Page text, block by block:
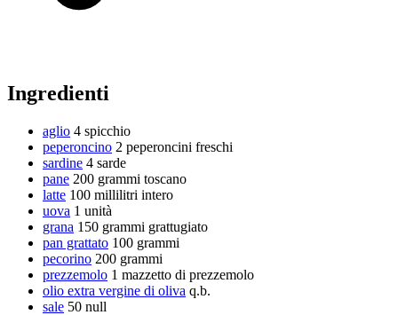
Ingredienti
aglio 4 spicchio
peperoncino 2 peperoncini freschi
sardine 4 sarde
pane 200 grammi toscano
latte 100 millilitri intero
uova 1 unità
grana 150 grammi grattugiato
pan grattato 100 grammi
pecorino 200 grammi
prezzemolo 1 mazzetto di prezzemolo
olio extra vergine di oliva q.b.
sale 50 null